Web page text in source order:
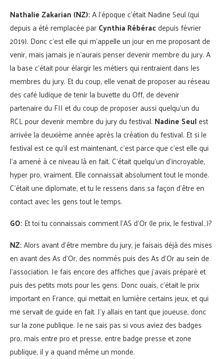
Nathalie Zakarian (NZ):A l’époque c’était Nadine Seul (qui
depuis a été remplacée parCynthia Rébéracdepuis février
2019). Donc c’est elle qui m’appelle un jour en me proposant de
venir, mais jamais je n’aurais penser devenir membre du jury. A
la base c’était pour élargir les métiers qui rentraient dans les
membres du jury. Et du coup, elle venait de proposer au réseau
des café ludique de tenir la buvette du Off, de devenir
partenaire du FIJ et du coup de proposer aussi quelqu’un du
RCL pour devenir membre du jury du festival. Nadine Seulest
arrivée la deuxième année après la création du festival. Et si le
festival est ce qu’il est maintenant, c’est parce que c’est elle qui
l’a amené à ce niveau là en fait. C’était quelqu’un d’incroyable,
hyper pro, vraiment. Elle connaissait absolument tout le monde.
C’était une diplomate, et tu le ressens dans sa façon d’être en
contact avec les gens tout le temps.
GO: Et toi tu connaissais comment l’AS d’Or (le prix, le festival…)?
NZ:Alors avant d’être membre du jury, je faisais déjà des mises
en avant des As d’Or, des nommés puis des As d’Or au sein de
l’association. Je fais encore des affiches que j’avais préparé et
puis des petits mots pour les gens. Donc ouais, c’était le prix
important en France, qui mettait en lumière certains jeux, et qui
me servait de guide en fait. J’y allais en tant que joueuse, donc
sur la zone publique. Je ne sais pas si vous aviez des badges
pro, mais entre pro et presse, entre badge presse et zone
publique, il y a quand même un monde.